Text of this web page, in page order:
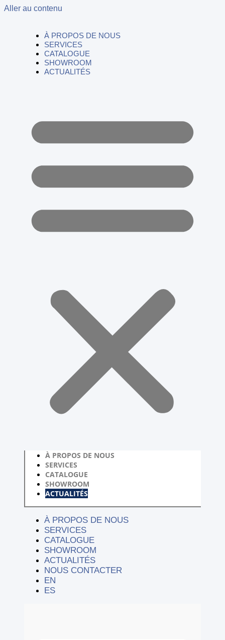
Aller au contenu
À PROPOS DE NOUS
SERVICES
CATALOGUE
SHOWROOM
ACTUALITÉS
À PROPOS DE NOUS
SERVICES
CATALOGUE
SHOWROOM
ACTUALITÉS
À PROPOS DE NOUS
SERVICES
CATALOGUE
SHOWROOM
ACTUALITÉS
NOUS CONTACTER
EN
ES